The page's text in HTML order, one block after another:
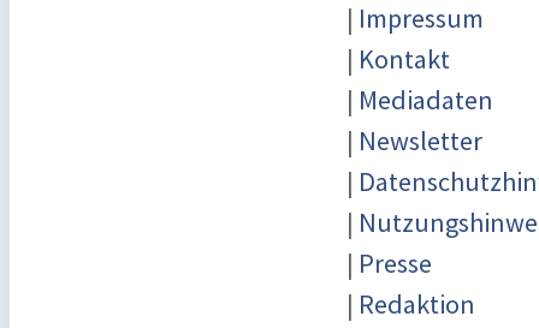
| Impressum
| Kontakt
| Mediadaten
| Newsletter
|
|
| Presse
| Redaktion